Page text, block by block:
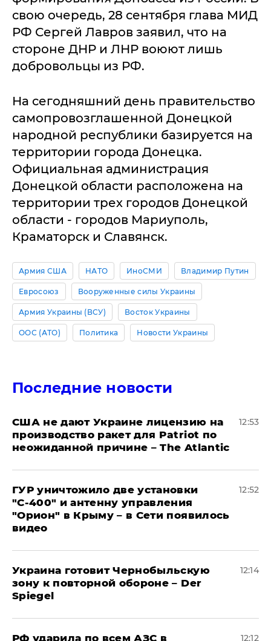
свою очередь, 28 сентября глава МИД
РФ Сергей Лавров заявил, что на
стороне ДНР и ЛНР воюют лишь
добровольцы из РФ.
На сегодняшний день правительство
самопровозглашенной Донецкой
народной республики базируется на
территории города Донецка.
Официальная администрация
Донецкой области расположена на
территории трех городов Донецкой
области - городов Мариуполь,
Краматорск и Славянск.
Армия США НАТО ИноСМИ Владимир Путин
Евросоюз Вооруженные силы Украины
Армия Украины (ВСУ) Восток Украины
ООС (АТО) Политика Новости Украины
Последние новости
США не дают Украине лицензию на
производство ракет для Patriot по
неожиданной причине – The Atlantic
12:53
ГУР уничтожило две установки
"С‑400" и антенну управления
"Орион" в Крыму – в Сети появилось
видео
12:52
Украина готовит Чернобыльскую
зону к повторной обороне – Der
Spiegel
12:14
РФ ударила по всем АЗС в 12:12